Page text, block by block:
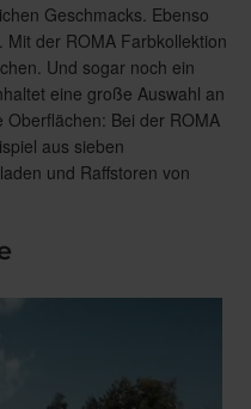
Geschmacks. Ebenso
der ROMA Farbkollektion
Und sogar noch ein
eine große Auswahl an
Bei der ROMA
aus sieben
und Raffstoren von